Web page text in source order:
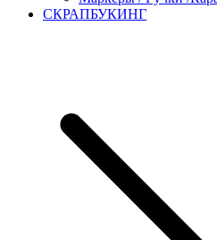
СКРАПБУКИНГ